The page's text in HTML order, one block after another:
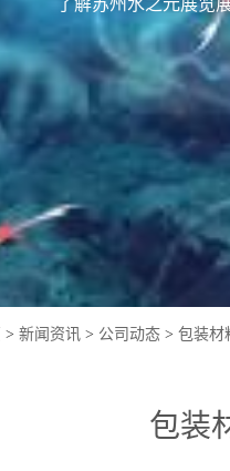
了解苏州水之元展览
> 新闻资讯 > 公司动态 > 包装材
包装